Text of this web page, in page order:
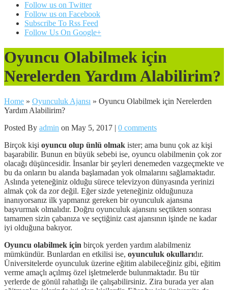
Follow us on Twitter
Follow us on Facebook
Subscribe To Rss Feed
Follow Us On Google+
Oyuncu Olabilmek için
Nerelerden Yardım Alabilirim?
Home » Oyunculuk Ajansı » Oyuncu Olabilmek için Nerelerden
Yardım Alabilirim?
Posted By admin on May 5, 2017 | 0 comments
Birçok kişi oyuncu olup ünlü olmak ister; ama bunu çok az kişi
başarabilir. Bunun en büyük sebebi ise, oyuncu olabilmenin çok zor
olacağı düşüncesidir. İnsanlar bir şeyleri denemeden vazgeçmekte ve
bu da onların bu alanda başlamadan yok olmalarını sağlamaktadır.
Aslında yeteneğiniz olduğu sürece televizyon dünyasında yerinizi
almak çok da zor değil. Eğer sizde yeteneğiniz olduğunuza
inanıyorsanız ilk yapmanız gereken bir oyunculuk ajansına
başvurmak olmalıdır. Doğru oyunculuk ajansını seçtikten sonrası
tamamen sizin çabanıza ve seçtiğiniz cast ajansının işinde ne kadar
iyi olduğuna bakıyor.
Oyuncu olabilmek için birçok yerden yardım alabilmeniz
mümkündür. Bunlardan en etkilisi ise, oyunculuk okullarıdır.
Üniversitelerde oyunculuk üzerine eğitim alabileceğiniz gibi, eğitim
verme amaçlı açılmış özel işletmelerde bulunmaktadır. Bu tür
yerlerde de gönül rahatlığı ile çalışabilirsiniz. Zira burada yer alan